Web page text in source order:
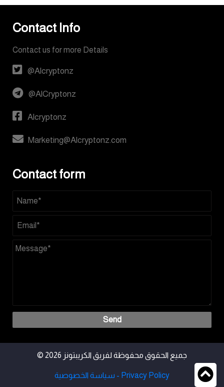
Contact Info
Contact us for more Details
@Alcryptonz
@AlCryptonz
Alcryptonz
Marketing@Alcryptonz.com
Contact form
Send
© 2026 جميع الحقوق محفوظة لفريق الكريبتونز
سياسة الخصوصية - Privacy Policy